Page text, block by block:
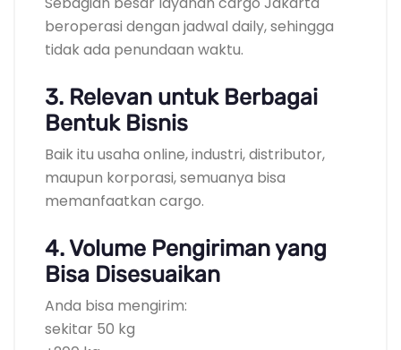
beroperasi dengan jadwal daily, sehingga
tidak ada penundaan waktu.
3. Relevan untuk Berbagai
Bentuk Bisnis
Baik itu usaha online, industri, distributor,
maupun korporasi, semuanya bisa
memanfaatkan cargo.
4. Volume Pengiriman yang
Bisa Disesuaikan
Anda bisa mengirim:
sekitar 50 kg